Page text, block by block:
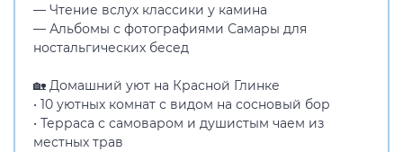
— Чтение вслух классики у камина
— Альбомы с фотографиями Самары для
ностальгических бесед
🏡 Домашний уют на Красной Глинке
• 10 уютных комнат с видом на сосновый бор
• Терраса с самоваром и душистым чаем из
местных трав